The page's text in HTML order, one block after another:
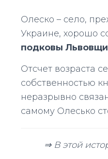
Олеско – село,
Украине, хорошо
подковы
Отсчет возраста
собственностью
неразрывно
самому Олесько
⇒ В этой